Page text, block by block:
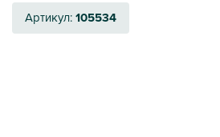
Артикул:105534